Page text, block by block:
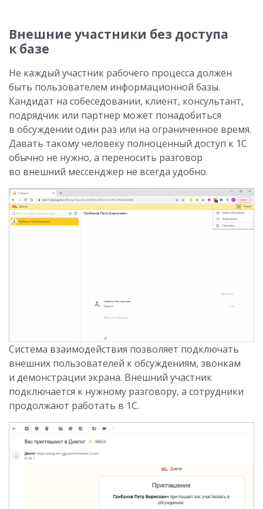
Внешние участники без доступа
к базе
Не каждый участник рабочего процесса должен
быть пользователем информационной базы.
Кандидат на собеседовании, клиент, консультант,
подрядчик или партнер может понадобиться
в обсуждении один раз или на ограниченное время.
Давать такому человеку полноценный доступ к 1С
обычно не нужно, а переносить разговор
во внешний мессенджер не всегда удобно.
Система взаимодействия позволяет подключать
внешних пользователей к обсуждениям, звонкам
и демонстрации экрана. Внешний участник
подключается к нужному разговору, а сотрудники
продолжают работать в 1С.